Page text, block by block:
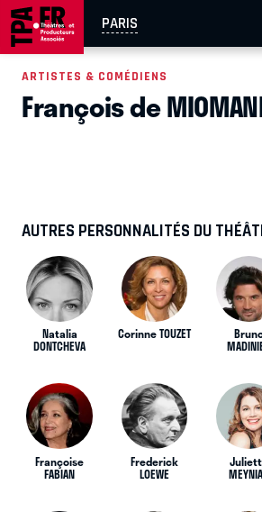
PARIS
AIX-MARSEILLE
EN TOURNÉE
ARTISTES & COMÉDIENS
François de
AUTRES PERSONNALITÉS DU
Natalia
DONTCHEVA
Corinne TOUZET
Françoise
FABIAN
Frederick
LOEWE